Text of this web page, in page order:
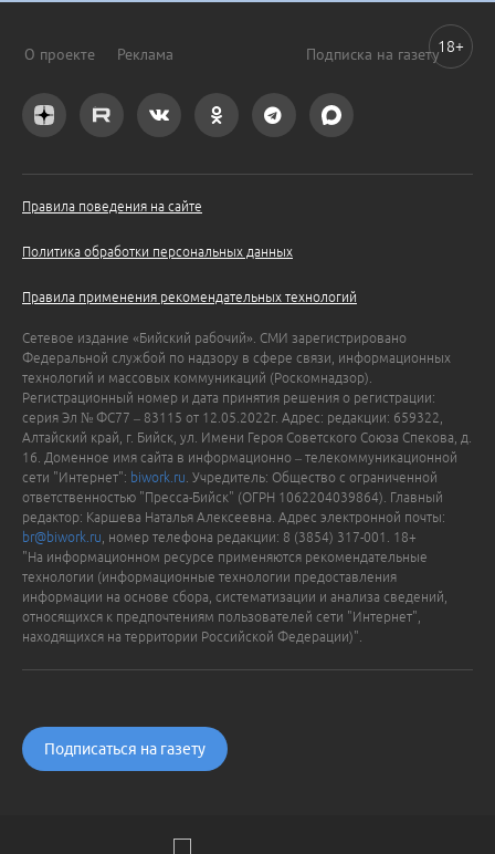
О проекте Реклама Подписка на газету
Правила поведения на сайте
Политика обработки персональных данных
Правила применения рекомендательных технологий
Сетевое издание «Бийский рабочий». СМИ зарегистрировано
Федеральной службой по надзору в сфере связи, информационных
технологий и массовых коммуникаций (Роскомнадзор).
Регистрационный номер и дата принятия решения о регистрации:
серия Эл № ФС77 – 83115 от 12.05.2022г. Адрес: редакции: 659322,
Алтайский край, г. Бийск, ул. Имени Героя Советского Союза Спекова, д.
16. Доменное имя сайта в информационно – телекоммуникационной
сети "Интернет": biwork.ru . Учредитель: Общество с ограниченной
ответственностью "Пресса-Бийск" (ОГРН 1062204039864). Главный
редактор: Каршева Наталья Алексеевна. Адрес электронной почты:
br@biwork.ru , номер телефона редакции: 8 (3854) 317-001. 18+
"На информационном ресурсе применяются рекомендательные
технологии (информационные технологии предоставления
информации на основе сбора, систематизации и анализа сведений,
относящихся к предпочтениям пользователей сети "Интернет",
находящихся на территории Российской Федерации)".
Подписаться на газету
18+